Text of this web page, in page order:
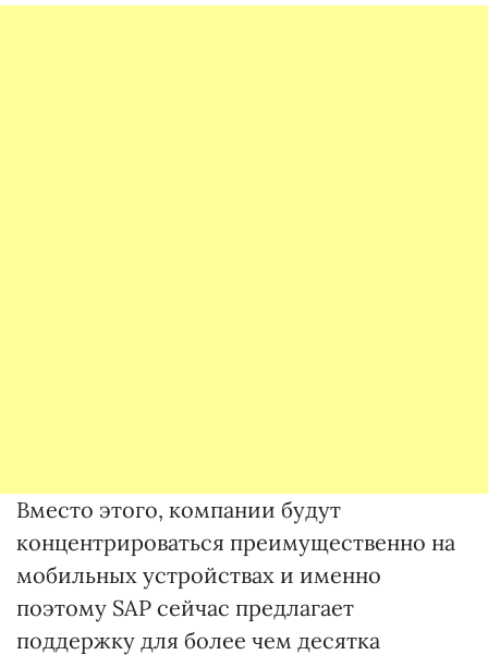
Вместо этого, компании будут
концентрироваться преимущественно на
мобильных устройствах и именно
поэтому SAP сейчас предлагает
поддержку для более чем десятка